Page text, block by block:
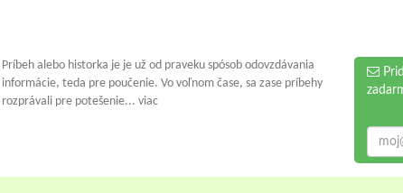
Príbeh alebo historka je je už od praveku spósob odovzdávania
informácie, teda pre poučenie. Vo voľnom čase, sa zase príbehy
rozprávali pre potešenie... viac